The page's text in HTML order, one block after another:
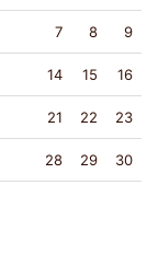
7 8 9
14 15 16
21 22 23
28 29 30